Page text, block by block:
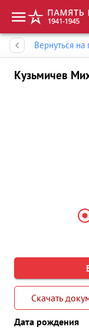
Вернуться на
Кузьмичев
Скачать
Дата рождения
Память народа